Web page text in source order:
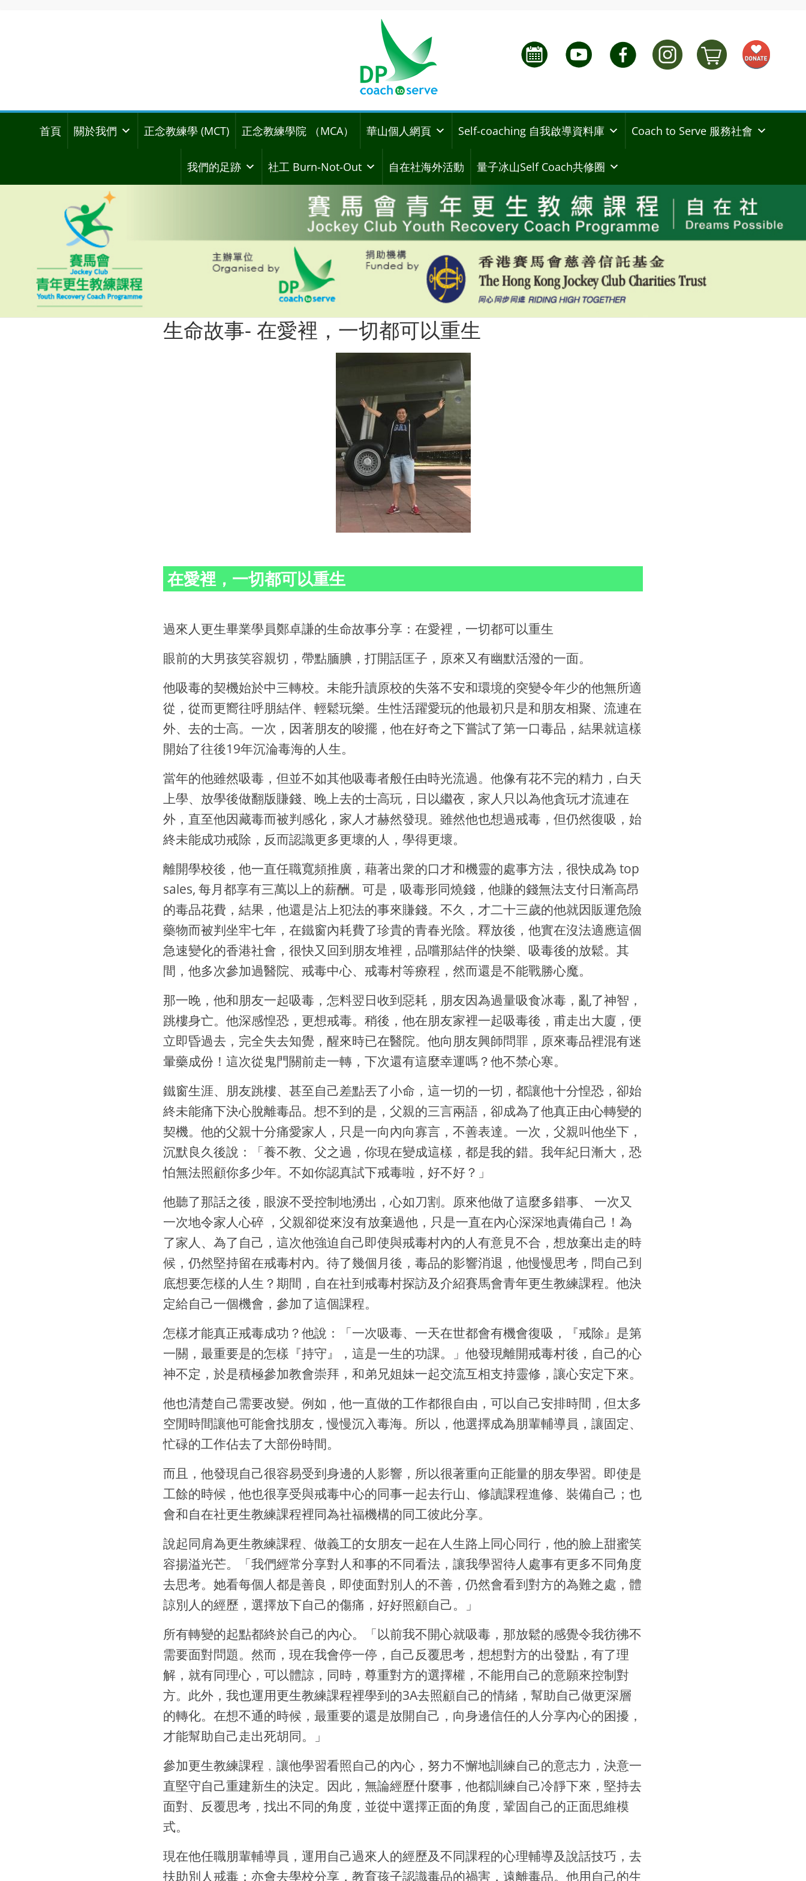
首頁 關於我們 正念教練學 (MCT) 正念教練學院 （MCA） 華山個人網頁 Self-coaching 自我啟導資料庫 Coach to Serve 服務社會
我們的足跡 社工 Burn-Not-Out 自在社海外活動 量子冰山Self Coach共修圈
生命故事- 在愛裡，一切都可以重生
在愛裡，一切都可以重生
過來人更生畢業學員鄭卓謙的生命故事分享：在愛裡，一切都可以重生
眼前的大男孩笑容親切，帶點腼腆，打開話匡子，原來又有幽默活潑的一面。
他吸毒的契機始於中三轉校。未能升讀原校的失落不安和環境的突變令年少的他無所適
從，從而更嚮往呼朋結伴、輕鬆玩樂。生性活躍愛玩的他最初只是和朋友相聚、流連在
外、去的士高。一次，因著朋友的唆擺，他在好奇之下嘗試了第一口毒品，結果就這樣
開始了往後19年沉淪毒海的人生。
當年的他雖然吸毒，但並不如其他吸毒者般任由時光流過。他像有花不完的精力，白天
上學、放學後做翻版賺錢、晚上去的士高玩，日以繼夜，家人只以為他貪玩才流連在
外，直至他因藏毒而被判感化，家人才赫然發現。雖然他也想過戒毒，但仍然復吸，始
終未能成功戒除，反而認識更多更壞的人，學得更壞。
離開學校後，他一直任職寬頻推廣，藉著出衆的口才和機靈的處事方法，很快成為 top
sales, 每月都享有三萬以上的薪酬。可是，吸毒形同燒錢，他賺的錢無法支付日漸高昂
的毒品花費，結果，他還是沾上犯法的事來賺錢。不久，才二十三歲的他就因販運危險
藥物而被判坐牢七年，在鐵窗內耗費了珍貴的青春光陰。釋放後，他實在沒法適應這個
急速變化的香港社會，很快又回到朋友堆裡，品嚐那結伴的快樂、吸毒後的放鬆。其
間，他多次參加過醫院、戒毒中心、戒毒村等療程，然而還是不能戰勝心魔。
那一晚，他和朋友一起吸毒，怎料翌日收到惡耗，朋友因為過量吸食冰毒，亂了神智，
跳樓身亡。他深感惶恐，更想戒毒。稍後，他在朋友家裡一起吸毒後，甫走出大廈，便
立即昏過去，完全失去知覺，醒來時已在醫院。他向朋友興師問罪，原來毒品裡混有迷
暈藥成份！這次從鬼門關前走一轉，下次還有這麼幸運嗎？他不禁心寒。
鐵窗生涯、朋友跳樓、甚至自己差點丟了小命，這一切的一切，都讓他十分惶恐，卻始
終未能痛下決心脫離毒品。想不到的是，父親的三言兩語，卻成為了他真正由心轉變的
契機。他的父親十分痛愛家人，只是一向內向寡言，不善表達。一次，父親叫他坐下，
沉默良久後說：「養不教、父之過，你現在變成這樣，都是我的錯。我年紀日漸大，恐
怕無法照顧你多少年。不如你認真試下戒毒啦，好不好？」
他聽了那話之後，眼淚不受控制地湧出，心如刀割。原來他做了這麼多錯事、 一次又
一次地令家人心碎 ，父親卻從來沒有放棄過他，只是一直在內心深深地責備自己！為
了家人、為了自己，這次他強迫自己即使與戒毒村內的人有意見不合，想放棄出走的時
候，仍然堅持留在戒毒村內。待了幾個月後，毒品的影響消退，他慢慢思考，問自己到
底想要怎樣的人生？期間，自在社到戒毒村探訪及介紹賽馬會青年更生教練課程。他決
定給自己一個機會，參加了這個課程。
怎樣才能真正戒毒成功？他說：「一次吸毒、一天在世都會有機會復吸，『戒除』是第
一關，最重要是的怎樣『持守』，這是一生的功課。」他發現離開戒毒村後，自己的心
神不定，於是積極參加教會崇拜，和弟兄姐妹一起交流互相支持靈修，讓心安定下來。
他也清楚自己需要改變。例如，他一直做的工作都很自由，可以自己安排時間，但太多
空閒時間讓他可能會找朋友，慢慢沉入毒海。所以，他選擇成為朋輩輔導員，讓固定、
忙碌的工作佔去了大部份時間。
而且，他發現自己很容易受到身邊的人影響，所以很著重向正能量的朋友學習。即使是
工餘的時候，他也很享受與戒毒中心的同事一起去行山、修讀課程進修、裝備自己；也
會和自在社更生教練課程裡同為社福機構的同工彼此分享。
說起同肩為更生教練課程、做義工的女朋友一起在人生路上同心同行，他的臉上甜蜜笑
容揚溢光芒。「我們經常分享對人和事的不同看法，讓我學習待人處事有更多不同角度
去思考。她看每個人都是善良，即使面對別人的不善，仍然會看到對方的為難之處，體
諒別人的經歷，選擇放下自己的傷痛，好好照顧自己。」
所有轉變的起點都終於自己的內心。「以前我不開心就吸毒，那放鬆的感覺令我彷彿不
需要面對問題。然而，現在我會停一停，自己反覆思考，想想對方的出發點，有了理
解，就有同理心，可以體諒，同時，尊重對方的選擇權，不能用自己的意願來控制對
方。此外，我也運用更生教練課程裡學到的3A去照顧自己的情緒，幫助自己做更深層
的轉化。在想不通的時候，最重要的還是放開自己，向身邊信任的人分享內心的困擾，
才能幫助自己走出死胡同。」
參加更生教練課程﹐讓他學習看照自己的內心，努力不懈地訓練自己的意志力，決意一
直堅守自己重建新生的決定。因此，無論經歷什麼事，他都訓練自己冷靜下來，堅持去
面對、反覆思考，找出不同的角度，並從中選擇正面的角度，鞏固自己的正面思維模
式。
現在他任職朋輩輔導員，運用自己過來人的經歷及不同課程的心理輔導及說話技巧，去
扶助別人戒毒；亦會去學校分享，教育孩子認識毒品的禍害，遠離毒品。他用自己的生